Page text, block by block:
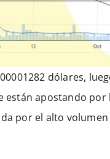
dólares,
apostando
por el alto